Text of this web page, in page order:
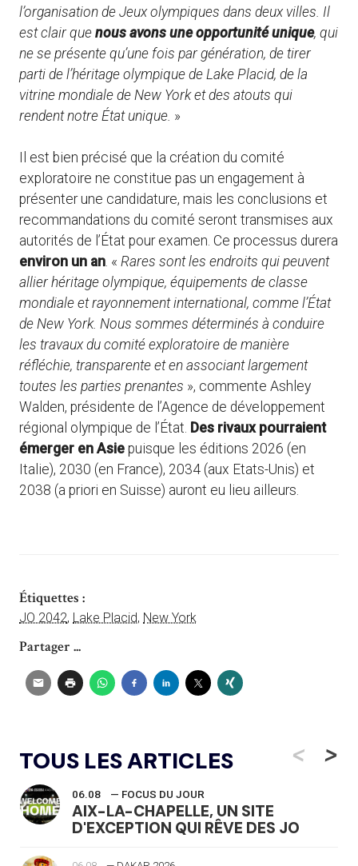
l’organisation de Jeux olympiques dans deux villes. Il
est clair que nous avons une opportunité unique, qui
ne se présente qu’une fois par génération, de tirer
parti de l’héritage olympique de Lake Placid, de la
vitrine mondiale de New York et des atouts qui
rendent notre État unique. »
Il est bien précisé que la création du comité
exploratoire ne constitue pas un engagement à
présenter une candidature, mais les conclusions et
recommandations du comité seront transmises aux
autorités de l’État pour examen. Ce processus durera
environ un an. « Rares sont les endroits qui peuvent
allier héritage olympique, équipements de classe
mondiale et rayonnement international, comme l’État
de New York. Nous sommes déterminés à conduire
les travaux du comité exploratoire de manière
réfléchie, transparente et en associant largement
toutes les parties prenantes », commente Ashley
Walden, présidente de l’Agence de développement
régional olympique de l’État. Des rivaux pourraient
émerger en Asie puisque les éditions 2026 (en
Italie), 2030 (en France), 2034 (aux Etats-Unis) et
2038 (a priori en Suisse) auront eu lieu ailleurs.
Étiquettes :
JO 2042, Lake Placid, New York
Partager ...
TOUS LES ARTICLES <
06.08 — FOCUS DU JOUR
AIX-LA-CHAPELLE, UN SITE
D'EXCEPTION QUI RÊVE DES JO
>